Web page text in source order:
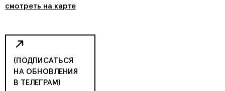
смотреть на карте
(ПОДПИСАТЬСЯ
НА ОБНОВЛЕНИЯ
В ТЕЛЕГРАМ)